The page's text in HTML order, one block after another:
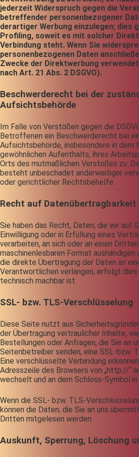
jederzeit Widerspruch gegen die
betreffender personenbezogener
derartiger Werbung einzulegen; dies
Profiling, soweit es mit solcher
Verbindung steht. Wenn Sie
personenbezogenen Daten
Zwecke der Direktwerbung
nach Art. 21 Abs. 2 DSGVO).
Beschwerderecht bei der
Aufsichtsbehörde
Im Falle von Verstößen gegen die
Betroffenen ein Beschwerderecht bei
Aufsichtsbehörde, insbesondere in dem
gewöhnlichen Aufenthalts, ihres
Orts des mutmaßlichen Verstoßes zu.
besteht unbeschadet anderweitiger
oder gerichtlicher Rechtsbehelfe.
Recht auf Datenübertragbarkeit
Sie haben das Recht, Daten, die wir auf
Einwilligung oder in Erfüllung eines
verarbeiten, an sich oder an einen
maschinenlesbaren Format aushändigen
die direkte Übertragung der Daten an
Verantwortlichen verlangen, erfolgt dies
technisch machbar ist.
SSL- bzw. TLS-Verschlüsselung
Diese Seite nutzt aus
der Übertragung vertraulicher Inhalte,
Bestellungen oder Anfragen, die Sie an
Seitenbetreiber senden, eine SSL-bzw.
Eine verschlüsselte Verbindung
Adresszeile des Browsers von „http://“
wechselt und an dem Schloss-Symbol
Wenn die SSL- bzw. TLS-
können die Daten, die Sie an uns
Dritten mitgelesen werden.
Auskunft, Sperrung, Löschung